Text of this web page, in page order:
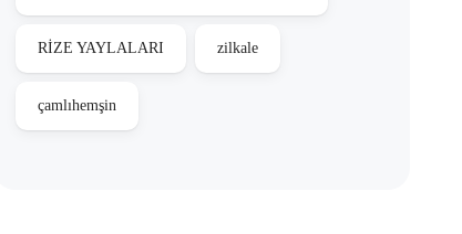
RİZE YAYLALARI zilkale
çamlıhemşin